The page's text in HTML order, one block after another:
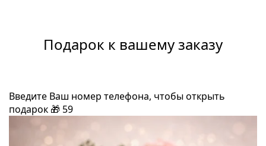
Подарок к вашему заказу
Введите Ваш номер телефона, чтобы открыть
подарок 🎁 59